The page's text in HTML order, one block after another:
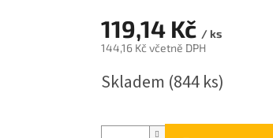
119,14 Kč / ks
144,16 Kč včetně DPH
cena:
Skladem (844 ks)